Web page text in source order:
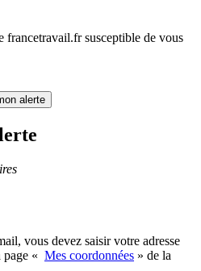
francetravail.fr susceptible de vous
alerte
vous devez saisir votre adresse
page « Mes coordonnées » de la